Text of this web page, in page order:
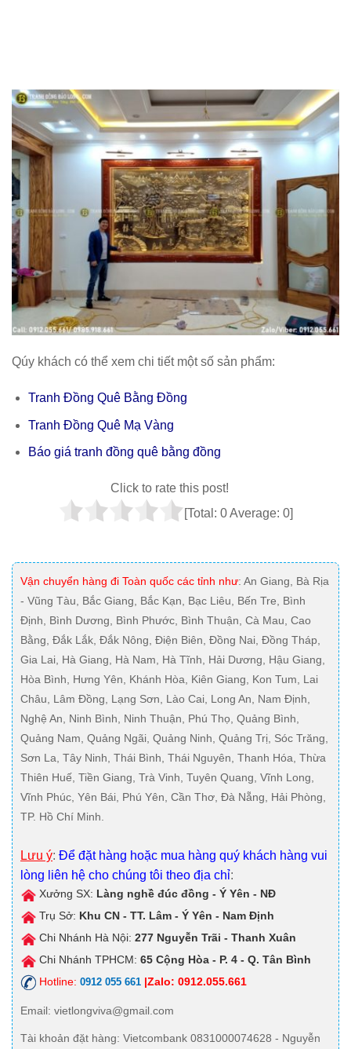
Qúy khách có thể xem chi tiết một số sản phẩm:
Tranh Đồng Quê Bằng Đồng
Tranh Đồng Quê Mạ Vàng
Báo giá tranh đồng quê bằng đồng
Click to rate this post!
[Total: 0Average: 0]
Vận chuyển hàng đi Toàn quốc các tỉnh như: An Giang, Bà Rịa
- Vũng Tàu, Bắc Giang, Bắc Kạn, Bạc Liêu, Bến Tre, Bình
Định, Bình Dương, Bình Phước, Bình Thuận, Cà Mau, Cao
Bằng, Đắk Lắk, Đắk Nông, Điện Biên, Đồng Nai, Đồng Tháp,
Gia Lai, Hà Giang, Hà Nam, Hà Tĩnh, Hải Dương, Hậu Giang,
Hòa Bình, Hưng Yên, Khánh Hòa, Kiên Giang, Kon Tum, Lai
Châu, Lâm Đồng, Lạng Sơn, Lào Cai, Long An, Nam Định,
Nghệ An, Ninh Bình, Ninh Thuận, Phú Thọ, Quảng Bình,
Quảng Nam, Quảng Ngãi, Quảng Ninh, Quảng Trị, Sóc Trăng,
Sơn La, Tây Ninh, Thái Bình, Thái Nguyên, Thanh Hóa, Thừa
Thiên Huế, Tiền Giang, Trà Vinh, Tuyên Quang, Vĩnh Long,
Vĩnh Phúc, Yên Bái, Phú Yên, Cần Thơ, Đà Nẵng, Hải Phòng,
TP. Hồ Chí Minh.
Lưu ý: Để đặt hàng hoặc mua hàng quý khách hàng vui
lòng liên hệ cho chúng tôi theo địa chỉ:
Xưởng SX: Làng nghề đúc đồng - Ý Yên - NĐ
Trụ Sở: Khu CN - TT. Lâm - Ý Yên - Nam Định
Chi Nhánh Hà Nội: 277 Nguyễn Trãi - Thanh Xuân
Chi Nhánh TPHCM: 65 Cộng Hòa - P. 4 - Q. Tân Bình
Hotline: 0912 055 661 |Zalo: 0912.055.661
Email: vietlongviva@gmail.com
Tài khoản đặt hàng: Vietcombank 0831000074628 - Nguyễn